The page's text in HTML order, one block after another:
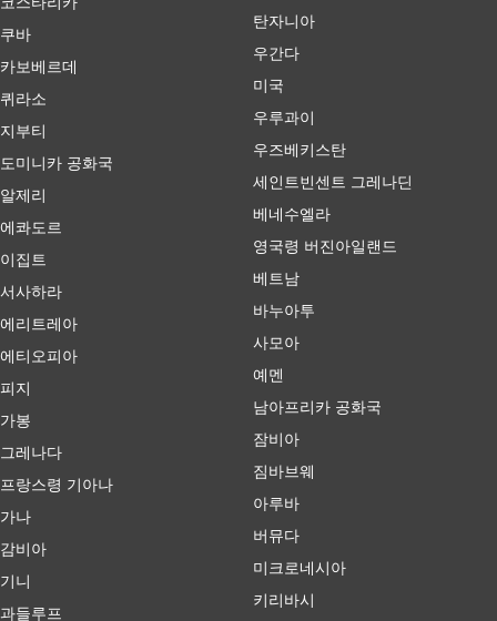
쿠바
카보베르데
퀴라소
지부티
도미니카 공화국
알제리
에콰도르
이집트
서사하라
에리트레아
에티오피아
피지
가봉
그레나다
프랑스령 기아나
가나
감비아
기니
과들루프
탄자니아
우간다
미국
우루과이
우즈베키스탄
세인트빈센트 그레나딘
베네수엘라
영국령 버진아일랜드
베트남
바누아투
사모아
예멘
남아프리카 공화국
잠비아
짐바브웨
아루바
버뮤다
미크로네시아
키리바시